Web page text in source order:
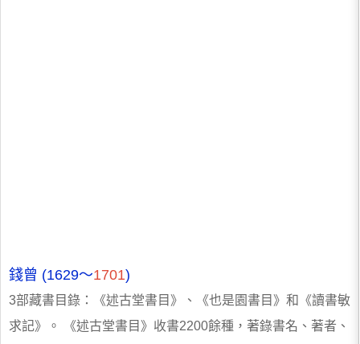
錢曾 (1629～1701)
3部藏書目錄：《述古堂書目》、《也是園書目》和《讀書敏
求記》。 《述古堂書目》收書2200餘種，著錄書名、著者、